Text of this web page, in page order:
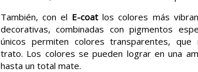
También, con el E-coat los colores más
decorativas, combinadas con pigmentos
únicos permiten colores transparentes,
trato. Los colores se pueden lograr en una
hasta un total mate.